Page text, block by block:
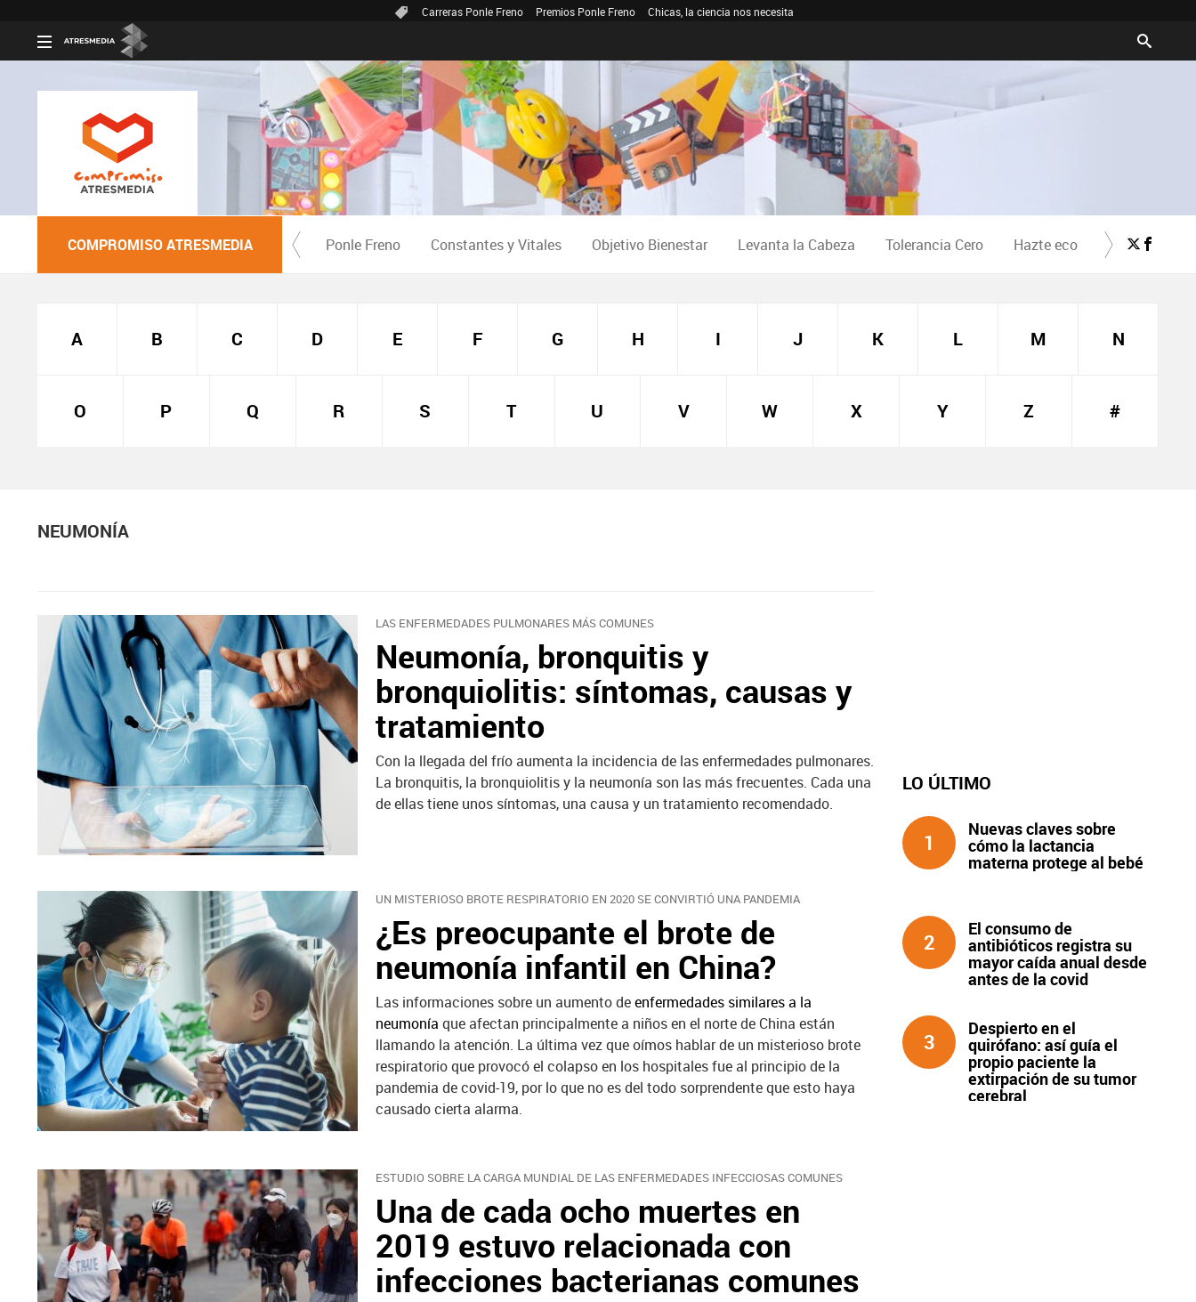
Carreras Ponle Freno Premios Ponle Freno Chicas, la ciencia nos necesita
COMPROMISO ATRESMEDIA Ponle Freno Constantes y Vitales Objetivo Bienestar Levanta la Cabeza Tolerancia Cero Hazte eco Crea Cultura
A B C D E F G H I J K L M N
O P Q R S T U V W X Y Z #
NEUMONÍA
LAS ENFERMEDADES PULMONARES MÁS COMUNES
Neumonía, bronquitis y
bronquiolitis: síntomas, causas y
tratamiento
Con la llegada del frío aumenta la incidencia de las enfermedades pulmonares.
La bronquitis, la bronquiolitis y la neumonía son las más frecuentes. Cada una
de ellas tiene unos síntomas, una causa y un tratamiento recomendado.
UN MISTERIOSO BROTE RESPIRATORIO EN 2020 SE CONVIRTIÓ UNA PANDEMIA
¿Es preocupante el brote de
neumonía infantil en China?
Las informaciones sobre un aumento deenfermedades similares a la
neumonía que afectan principalmente a niños en el norte de China están
llamando la atención. La última vez que oímos hablar de un misterioso brote
respiratorio que provocó el colapso en los hospitales fue al principio de la
pandemia de covid-19, por lo que no es del todo sorprendente que esto haya
causado cierta alarma.
ESTUDIO SOBRE LA CARGA MUNDIAL DE LAS ENFERMEDADES INFECCIOSAS COMUNES
Una de cada ocho muertes en
2019 estuvo relacionada con
infecciones bacterianas comunes
LO ÚLTIMO
1
Nuevas claves sobre
cómo la lactancia
materna protege al bebé
2
El consumo de
antibióticos registra su
mayor caída anual desde
antes de la covid
3
Despierto en el
quirófano: así guía el
propio paciente la
extirpación de su tumor
cerebral